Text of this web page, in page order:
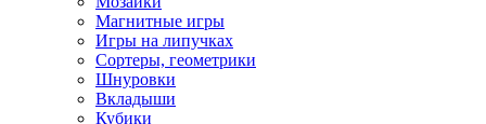
Магнитные игры
Игры на липучках
Сортеры, геометрики
Шнуровки
Вкладыши
Кубики